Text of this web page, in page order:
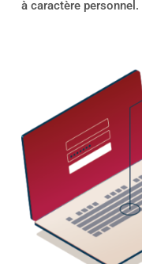
à caractère personnel.